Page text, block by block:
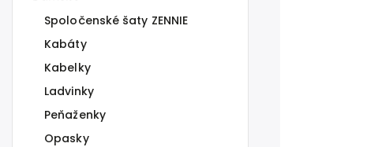
Spoločenské šaty ZENNIE
Kabáty
Kabelky
Ladvinky
Peňaženky
Opasky